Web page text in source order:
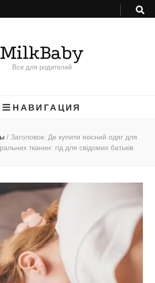
MilkBaby
Все для родителей
НАВИГАЦИЯ
/ Заголовок: Де купити якісний одяг для
тканин: гід для свідомих батьків